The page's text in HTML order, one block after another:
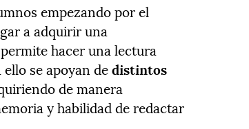
empezando por el
a adquirir una
hacer una lectura
se apoyan dedistintos
de manera
y habilidad de redactar